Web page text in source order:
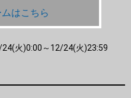
はこちら
火)0:00～12/24(火)23:59